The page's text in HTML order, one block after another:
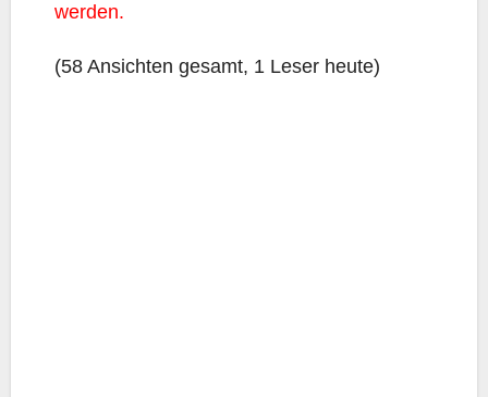
werden.
(58 Ansich­ten gesamt, 1 Leser heute)